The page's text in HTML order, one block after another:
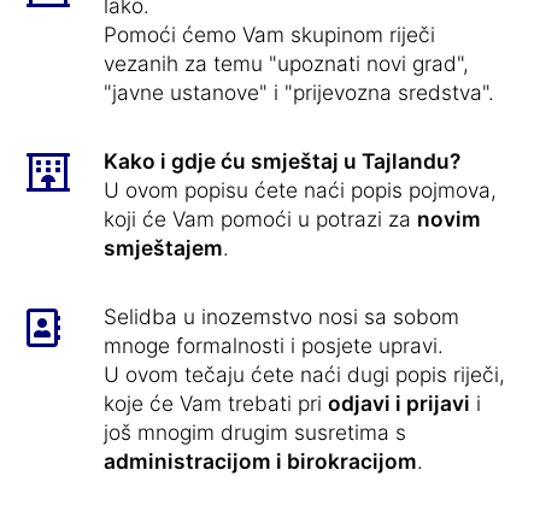
lako.
Pomoći ćemo Vam skupinom riječi
vezanih za temu "upoznati novi grad",
"javne ustanove" i "prijevozna sredstva".
Kako i gdje ću smještaj u Tajlandu?
U ovom popisu ćete naći popis pojmova,
koji će Vam pomoći u potrazi za novim
smještajem.
Selidba u inozemstvo nosi sa sobom
mnoge formalnosti i posjete upravi.
U ovom tečaju ćete naći dugi popis riječi,
koje će Vam trebati pri odjavi i prijavi i
još mnogim drugim susretima s
administracijom i birokracijom.